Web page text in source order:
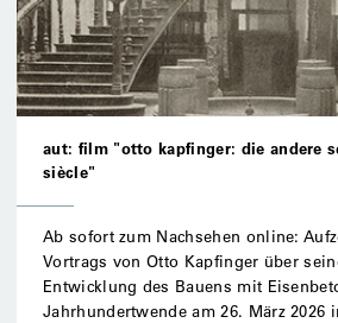
aut: film "otto kapfinger: die andere
siècle"
Ab sofort zum Nachsehen online:
Vortrags von Otto Kapfinger über
Entwicklung des Bauens mit
Jahrhundertwende am 26. März 2026